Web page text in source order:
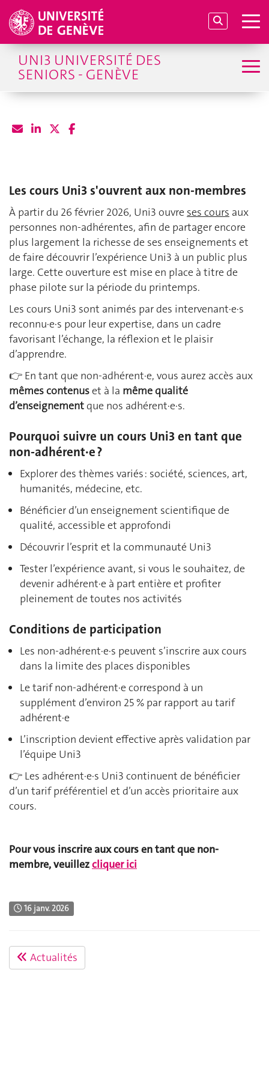
UNI3 UNIVERSITÉ DES
SENIORS - GENÈVE
Les cours Uni3 s'ouvrent aux non-membres
À partir du 26 février 2026, Uni3 ouvre ses cours aux
personnes non-adhérentes, afin de partager encore
plus largement la richesse de ses enseignements et
de faire découvrir l’expérience Uni3 à un public plus
large. Cette ouverture est mise en place à titre de
phase pilote sur la période du printemps.
Les cours Uni3 sont animés par des intervenant·e·s
reconnu·e·s pour leur expertise, dans un cadre
favorisant l’échange, la réflexion et le plaisir
d’apprendre.
👉 En tant que non-adhérent·e, vous aurez accès aux
mêmes contenuset à la même qualité
d’enseignement que nos adhérent·e·s.
Pourquoi suivre un cours Uni3 en tant que
non-adhérent·e ?
Explorer des thèmes variés : société, sciences, art,
humanités, médecine, etc.
Bénéficier d’un enseignement scientifique de
qualité, accessible et approfondi
Découvrir l’esprit et la communauté Uni3
Tester l’expérience avant, si vous le souhaitez, de
devenir adhérent·e à part entière et profiter
pleinement de toutes nos activités
Conditions de participation
Les non-adhérent·e·s peuvent s’inscrire aux cours
dans la limite des places disponibles
Le tarif non-adhérent·e correspond à un
supplément d’environ 25 % par rapport au tarif
adhérent·e
L’inscription devient effective après validation par
l’équipe Uni3
👉 Les adhérent·e·s Uni3 continuent de bénéficier
d’un tarif préférentiel et d’un accès prioritaire aux
cours.
Pour vous inscrire aux cours en tant que non-
membre, veuillezcliquer ici
16 janv. 2026
Actualités